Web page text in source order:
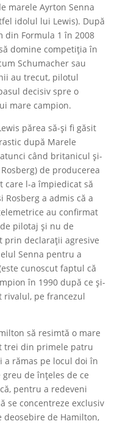
marele Ayrton Senna
idolul lui Lewis). După
din Formula 1 în 2008
domine competiția în
Schumacher sau
au trecut, pilotul
decisiv spre o
mare campion.
părea să-și fi găsit
după Marele
când britanicul și-
de producerea
l-a împiedicat să
a admis că a
au confirmat
pilotaj și nu de
prin declarații agresive
Senna pentru a
cunoscut faptul că
în 1990 după ce și-
rivalul, pe francezul
să resimtă o mare
trei din primele patru
a rămas pe locul doi în
de înțeles de ce
pentru a redeveni
se concentreze exclusiv
de Hamilton,